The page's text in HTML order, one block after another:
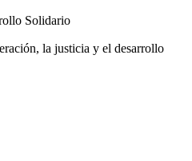
Solidario
la justicia y el desarrollo